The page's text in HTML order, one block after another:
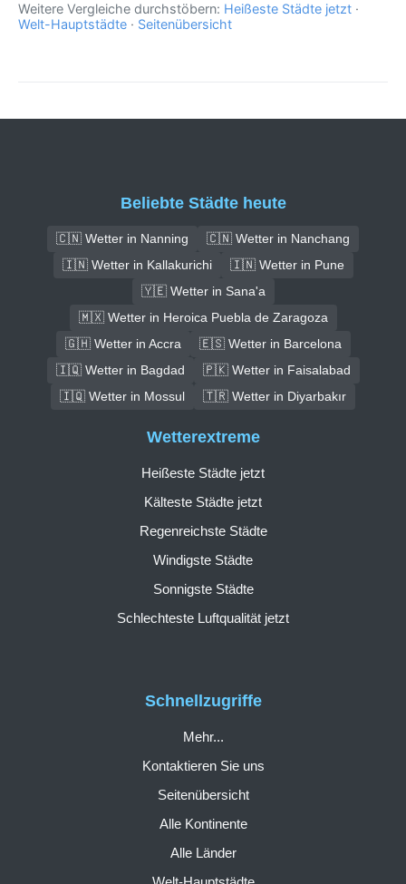
Weitere Vergleiche durchstöbern: Heißeste Städte jetzt ·
Welt-Hauptstädte · Seitenübersicht
Beliebte Städte heute
🇨🇳 Wetter in Nanning
🇨🇳 Wetter in Nanchang
🇮🇳 Wetter in Kallakurichi
🇮🇳 Wetter in Pune
🇾🇪 Wetter in Sana'a
🇲🇽 Wetter in Heroica Puebla de Zaragoza
🇬🇭 Wetter in Accra
🇪🇸 Wetter in Barcelona
🇮🇶 Wetter in Bagdad
🇵🇰 Wetter in Faisalabad
🇮🇶 Wetter in Mossul
🇹🇷 Wetter in Diyarbakır
Schnellzugriffe
Mehr...
Kontaktieren Sie uns
Seitenübersicht
Alle Kontinente
Alle Länder
Wetterextreme
Heißeste Städte jetzt
Kälteste Städte jetzt
Regenreichste Städte
Windigste Städte
Sonnigste Städte
Schlechteste Luftqualität jetzt